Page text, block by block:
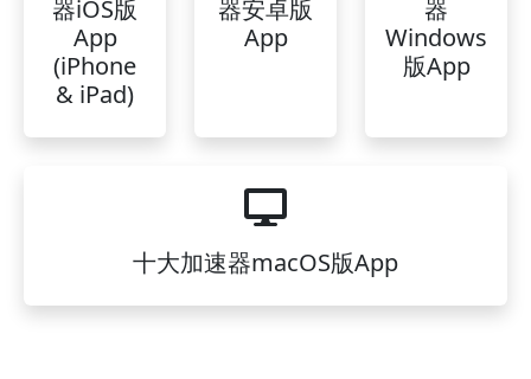
器iOS版
App
(iPhone
& iPad)
器安卓版
App
器
Windows
版App
十大加速器macOS版App